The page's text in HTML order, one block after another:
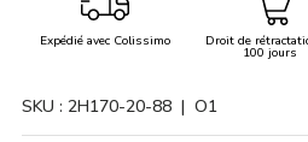
Expédié avec Colissimo Droit de
100 jours
SKU : 2H170-20-88 | O1